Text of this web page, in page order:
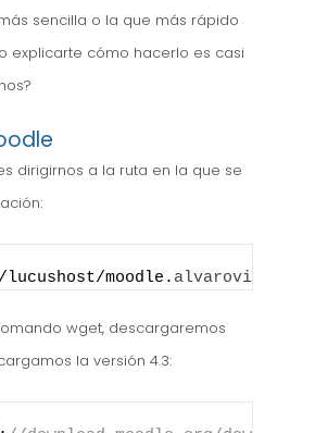
sencilla o la que más rápido
explicarte cómo hacerlo es casi
dirigirnos a la ruta en la que se
lucushost/moodle. alvarovillar
wget, descargaremos
la versión 4.3: